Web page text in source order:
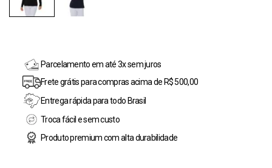
Parcelamento em até 3x sem juros
Frete grátis para compras acima de R$ 500,00
Entrega rápida para todo Brasil
Troca fácil e sem custo
Produto premium com alta durabilidade